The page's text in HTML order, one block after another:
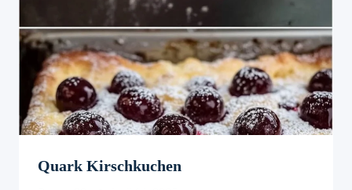
Quark Kirschkuchen